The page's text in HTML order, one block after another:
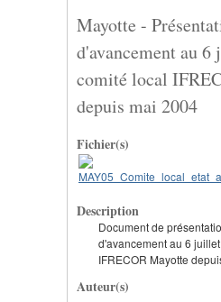
Mayotte -
d'avancement au
comité local
depuis mai 2004
Fichier(s)
Description
Document de
d'avancement au 6
IFRECOR Mayotte
Auteur(s)